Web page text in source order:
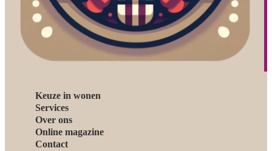
Keuze in wonen
Services
Over ons
Online magazine
Contact